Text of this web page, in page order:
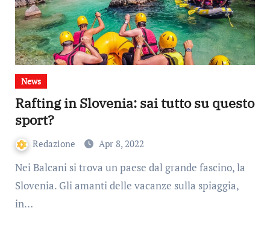
News
Rafting in Slovenia: sai tutto su questo
sport?
Redazione Apr 8, 2022
Nei Balcani si trova un paese dal grande fascino, la
Slovenia. Gli amanti delle vacanze sulla spiaggia,
in…